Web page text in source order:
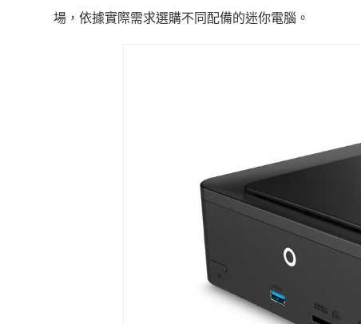
場，依據實際需求選購不同配備的迷你電腦。